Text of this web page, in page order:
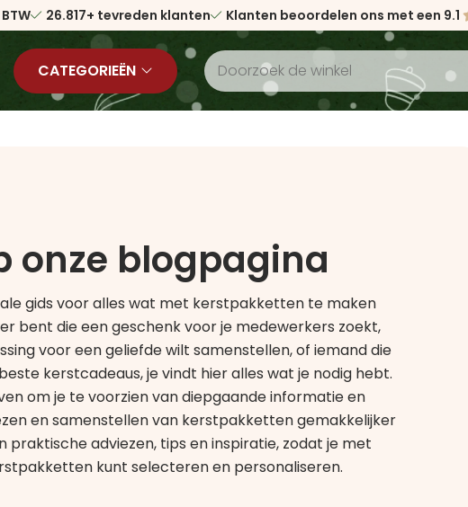
26.817+ tevreden klanten Klanten beoordelen ons met een 9.1
CATEGORIEËN
onze blogpagina
gids voor alles wat met kerstpakketten te maken
bent die een geschenk voor je medewerkers zoekt,
voor een geliefde wilt samenstellen, of iemand die
kerstcadeaus, je vindt hier alles wat je nodig hebt.
om je te voorzien van diepgaande informatie en
en samenstellen van kerstpakketten gemakkelijker
praktische adviezen, tips en inspiratie, zodat je met
kunt selecteren en personaliseren.